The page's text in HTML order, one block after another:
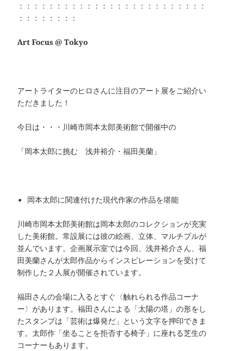
：：：：：：：：：：：：：：：：：：：：：：：：：
：：：：：：：：
Art Focus @ Tokyo
アートライターのヒロさんに注目のアート展をご紹介い
ただきました！
今日は・・・川崎市岡本太郎美術館で開催中の
「岡本太郎に挑む 浅井裕介・福田美蘭」
岡本太郎に関連付けた現代作家の作品を堪能
川崎市岡本太郎美術館は岡本太郎のコレクションが充実
した美術館。常設展には彼の絵画、立体、マルチプルが
並んでいます。企画展示室では今回、浅井裕介さん、福
田美蘭さんが太郎作品からインスピレーションを受けて
制作した２人展が開催されています。
福田さんの会場に入るとすぐ〈触れられる作品コーナ
ー〉があります。福田さんによる「太陽の塔」の形をし
たスタンプは「芸術は爆発だ」という文字を押印できま
す。太郎作「坐ることを拒否する椅子」に座れる芝生の
コーナーもあります。